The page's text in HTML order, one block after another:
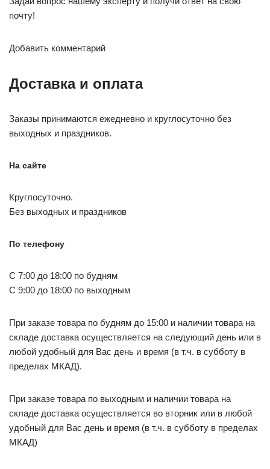
почту!
Добавить комментарий
Доставка и оплата
Заказы принимаются ежедневно и круглосуточно без
выходных и праздников.
На сайте
Круглосуточно.
Без выходных и праздников
По телефону
С 7:00 до 18:00 по будням
С 9:00 до 18:00 по выходным
При заказе товара по будням до 15:00 и наличии товара на
складе доставка осуществляется на следующий день или в
любой удобный для Вас день и время (в т.ч. в субботу в
пределах МКАД).
При заказе товара по выходным и наличии товара на
складе доставка осуществляется во вторник или в любой
удобный для Вас день и время (в т.ч. в субботу в пределах
МКАД)